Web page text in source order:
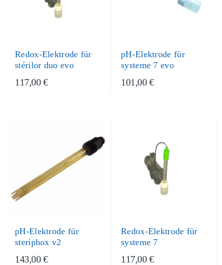
Redox-Elektrode für
stérilor duo evo
117,00 €
pH-Elektrode für
systeme 7 evo
101,00 €
pH-Elektrode für
steriphox v2
143,00 €
Redox-Elektrode für
systeme 7
117,00 €